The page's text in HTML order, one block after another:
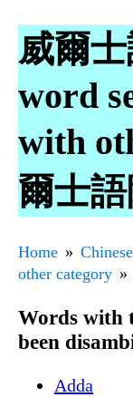
威爾
word
with
爾士
Home
other category
Words with
been
Adda